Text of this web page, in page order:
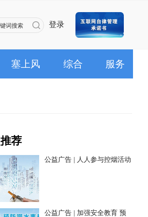
登录
塞上风 综合 服务
荐
公益广告 | 人人参与控烟活动
公益广告 | 加强安全教育 预